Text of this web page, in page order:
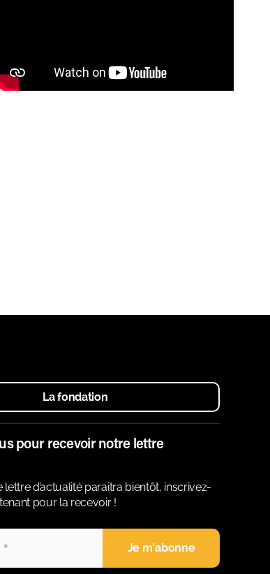
La fondation
pour recevoir notre lettre
d’actualité paraitra bientôt, inscrivez-
pour la recevoir !